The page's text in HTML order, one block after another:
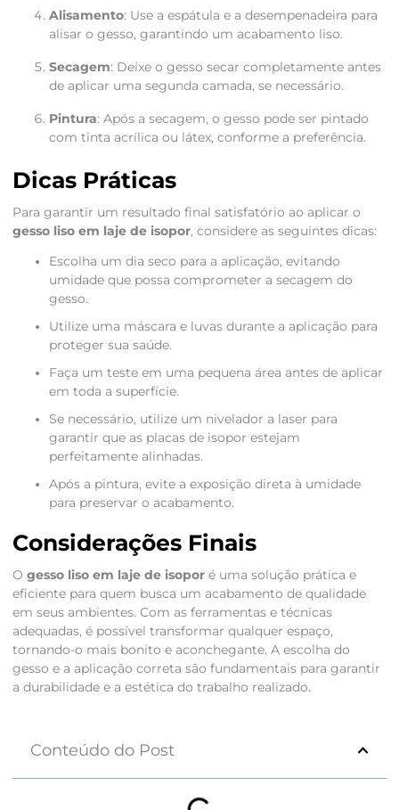
Alisamento: Use a espátula e a desempenadeira para
alisar o gesso, garantindo um acabamento liso.
Secagem: Deixe o gesso secar completamente antes
de aplicar uma segunda camada, se necessário.
Pintura: Após a secagem, o gesso pode ser pintado
com tinta acrílica ou látex, conforme a preferência.
Dicas Práticas
Para garantir um resultado final satisfatório ao aplicar o
gesso liso em laje de isopor, considere as seguintes dicas:
Escolha um dia seco para a aplicação, evitando
umidade que possa comprometer a secagem do
gesso.
Utilize uma máscara e luvas durante a aplicação para
proteger sua saúde.
Faça um teste em uma pequena área antes de aplicar
em toda a superfície.
Se necessário, utilize um nivelador a laser para
garantir que as placas de isopor estejam
perfeitamente alinhadas.
Após a pintura, evite a exposição direta à umidade
para preservar o acabamento.
Considerações Finais
O gesso liso em laje de isoporé uma solução prática e
eficiente para quem busca um acabamento de qualidade
em seus ambientes. Com as ferramentas e técnicas
adequadas, é possível transformar qualquer espaço,
tornando-o mais bonito e aconchegante. A escolha do
gesso e a aplicação correta são fundamentais para garantir
a durabilidade e a estética do trabalho realizado.
Conteúdo do Post